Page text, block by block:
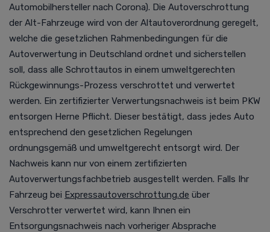
Automobilhersteller nach Corona). Die Autoverschrottung
der Alt-Fahrzeuge wird von der Altautoverordnung geregelt,
welche die gesetzlichen Rahmenbedingungen für die
Autoverwertung in Deutschland ordnet und sicherstellen
soll, dass alle Schrottautos in einem umweltgerechten
Rückgewinnungs-Prozess verschrottet und verwertet
werden. Ein zertifizierter Verwertungsnachweis ist beim PKW
entsorgen Herne Pflicht. Dieser bestätigt, dass jedes Auto
entsprechend den gesetzlichen Regelungen
ordnungsgemäß und umweltgerecht entsorgt wird. Der
Nachweis kann nur von einem zertifizierten
Autoverwertungsfachbetrieb ausgestellt werden. Falls Ihr
Fahrzeug bei Expressautoverschrottung.de über
Verschrotter verwertet wird, kann Ihnen ein
Entsorgungsnachweis nach vorheriger Absprache